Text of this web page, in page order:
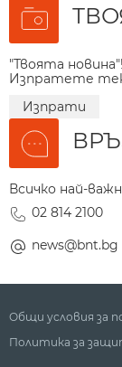
"Твоята
Изпратете
Изпрати
Всичко най-
02 814 2100
news@bnt.bg
Общи условия за
Политика за